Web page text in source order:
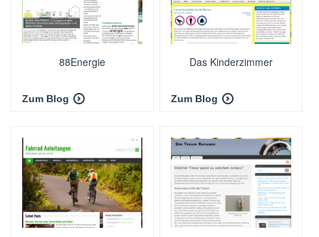
88Energie
Zum Blog
Das Kinderzimmer
Zum Blog